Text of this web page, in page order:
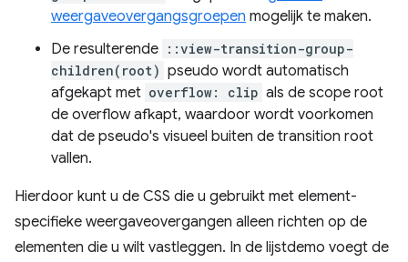
weergaveovergangsgroepen mogelijk te maken.
De resulterende ::view-transition-group-
children(root) pseudo wordt automatisch
afgekapt met overflow: clip als de scope root
de overflow afkapt, waardoor wordt voorkomen
dat de pseudo's visueel buiten de transition root
vallen.
Hierdoor kunt u de CSS die u gebruikt met element-
specifieke weergaveovergangen alleen richten op de
elementen die u wilt vastleggen. In de lijstdemo voegt de